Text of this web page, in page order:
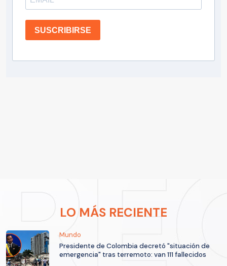
SUSCRIBIRSE
LO MÁS RECIENTE
Mundo
Presidente de Colombia decretó "situación de
emergencia" tras terremoto: van 111 fallecidos